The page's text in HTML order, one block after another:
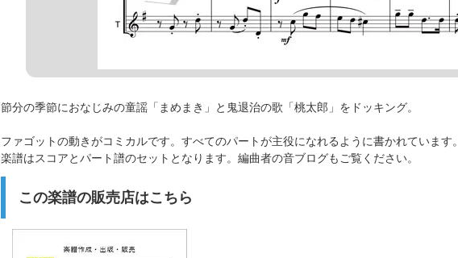
節分の季節におなじみの童謡「まめまき」と鬼退治の歌「桃太郎」をドッキング。
ファゴットの動きがコミカルです。すべてのパートが主役になれるように書かれています。
楽譜はスコアとパート譜のセットとなります。編曲者の音ブログもご覧ください。
この楽譜の販売店はこちら